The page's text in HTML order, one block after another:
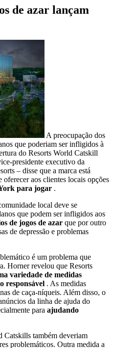
de azar lançam
A preocupação dos
que poderiam ser infligidos à
do Resorts World Catskill
presidente executivo da
– disse que a marca está
aos clientes locais opções
para jogar .
local deve se
que podem ser infligidos aos
de jogos de azar que por outro
de depressão e problemas
é um problema que
Horner revelou que Resorts
variedade de medidas
responsável . As medidas
de caça-níqueis. Além disso, o
da linha de ajuda do
para ajudando
Catskills também deveriam
problemáticos. Outra medida a